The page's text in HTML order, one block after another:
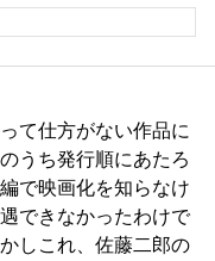
て仕方がない作品に
うち発行順にあたろ
で映画化を知らなけ
できなかったわけで
しこれ、佐藤二郎の